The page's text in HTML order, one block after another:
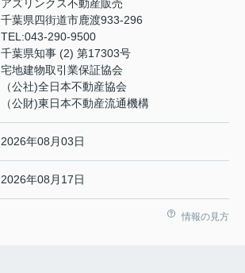
アズリンクス不動産販売
千葉県四街道市鹿渡933-296
TEL:043-290-9500
千葉県知事 (2) 第17303号
宅地建物取引業保証協会
（公社)全日本不動産協会
（公財)東日本不動産流通機構
2026年08月03日
2026年08月17日
情報の見方